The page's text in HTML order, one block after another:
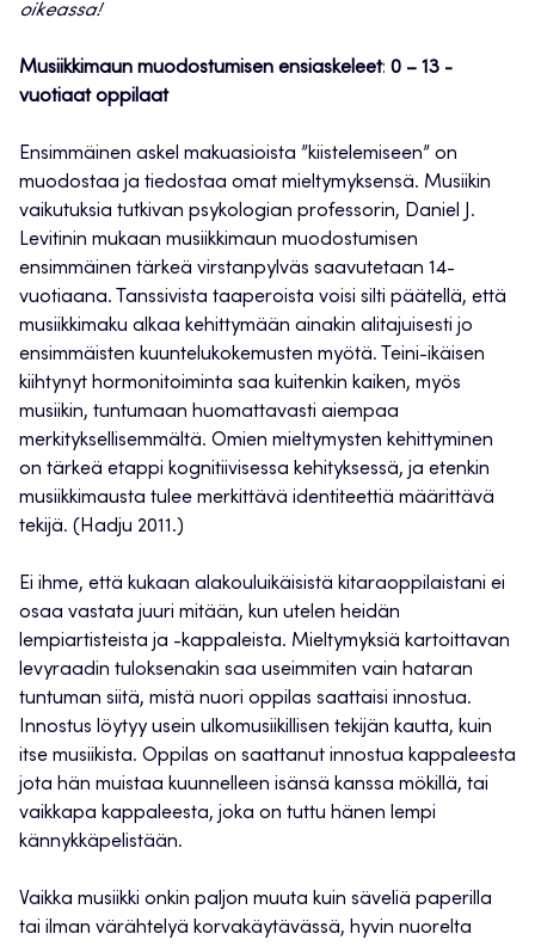
oikeassa!
Musiikkimaun muodostumisen ensiaskeleet: 0 – 13 -
vuotiaat oppilaat
Ensimmäinen askel makuasioista ”kiistelemiseen” on
muodostaa ja tiedostaa omat mieltymyksensä. Musiikin
vaikutuksia tutkivan psykologian professorin, Daniel J.
Levitinin mukaan musiikkimaun muodostumisen
ensimmäinen tärkeä virstanpylväs saavutetaan 14-
vuotiaana. Tanssivista taaperoista voisi silti päätellä, että
musiikkimaku alkaa kehittymään ainakin alitajuisesti jo
ensimmäisten kuuntelukokemusten myötä. Teini-ikäisen
kiihtynyt hormonitoiminta saa kuitenkin kaiken, myös
musiikin, tuntumaan huomattavasti aiempaa
merkityksellisemmältä. Omien mieltymysten kehittyminen
on tärkeä etappi kognitiivisessa kehityksessä, ja etenkin
musiikkimausta tulee merkittävä identiteettiä määrittävä
tekijä. (Hadju 2011.)
Ei ihme, että kukaan alakouluikäisistä kitaraoppilaistani ei
osaa vastata juuri mitään, kun utelen heidän
lempiartisteista ja -kappaleista. Mieltymyksiä kartoittavan
levyraadin tuloksenakin saa useimmiten vain hataran
tuntuman siitä, mistä nuori oppilas saattaisi innostua.
Innostus löytyy usein ulkomusiikillisen tekijän kautta, kuin
itse musiikista. Oppilas on saattanut innostua kappaleesta
jota hän muistaa kuunnelleen isänsä kanssa mökillä, tai
vaikkapa kappaleesta, joka on tuttu hänen lempi
kännykkäpelistään.
Vaikka musiikki onkin paljon muuta kuin säveliä paperilla
tai ilman värähtelyä korvakäytävässä, hyvin nuorelta